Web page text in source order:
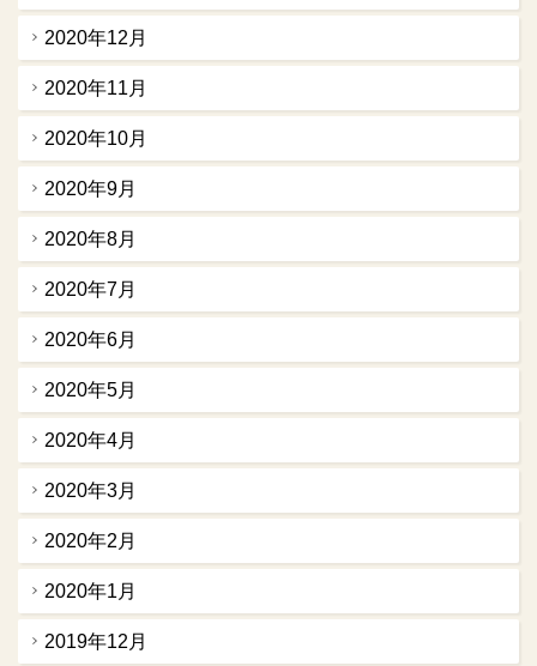
2020年12月
2020年11月
2020年10月
2020年9月
2020年8月
2020年7月
2020年6月
2020年5月
2020年4月
2020年3月
2020年2月
2020年1月
2019年12月